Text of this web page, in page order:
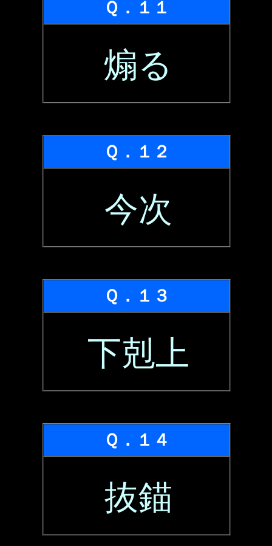
Ｑ．１１
煽る
Ｑ．１２
今次
Ｑ．１３
下剋上
Ｑ．１４
抜錨